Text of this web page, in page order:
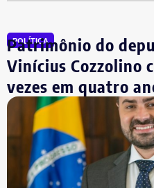
Mas, agora, que o ministro
habeas corpus não vale
a qualquer momento. De
Na prática, a
ministro extingue
POLÍTICA
Patrimônio do
Vinícius Cozzolino
vezes em quatro